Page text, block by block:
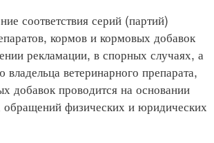
соответствия серий (партий)
кормов и кормовых добавок
рекламации, в спорных случаях, а
ветеринарного препарата,
добавок проводится на основании
обращений физических и юридических